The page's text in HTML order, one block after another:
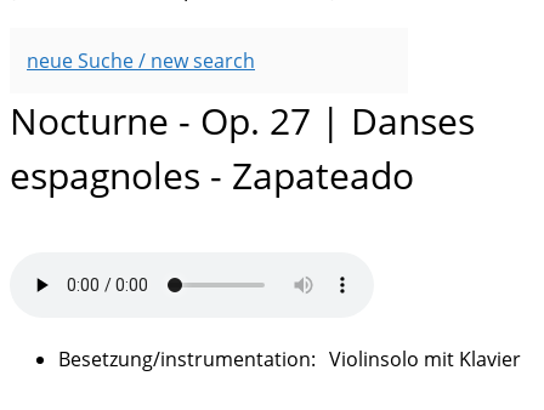
neue Suche / new search
Nocturne - Op. 27 | Danses
espagnoles - Zapateado
Violinsolo mit Klavier